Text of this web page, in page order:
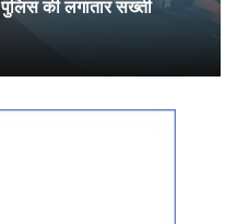
में नर्मदापुरम पुलिस की सख्त कार्रवाई
5, 2026
पुलिस की लगातार सख्ती